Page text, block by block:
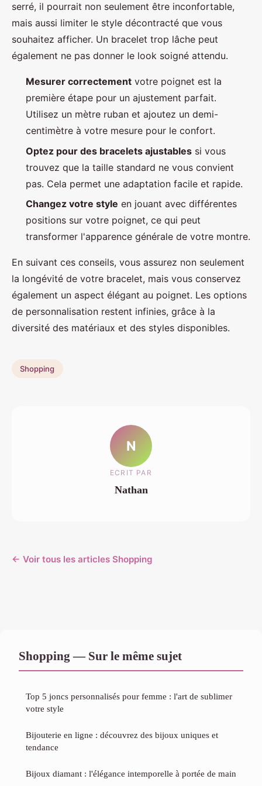
serré, il pourrait non seulement être inconfortable,
mais aussi limiter le style décontracté que vous
souhaitez afficher. Un bracelet trop lâche peut
également ne pas donner le look soigné attendu.
Mesurer correctement votre poignet est la
première étape pour un ajustement parfait.
Utilisez un mètre ruban et ajoutez un demi-
centimètre à votre mesure pour le confort.
Optez pour des bracelets ajustables si vous
trouvez que la taille standard ne vous convient
pas. Cela permet une adaptation facile et rapide.
Changez votre style en jouant avec différentes
positions sur votre poignet, ce qui peut
transformer l'apparence générale de votre montre.
En suivant ces conseils, vous assurez non seulement
la longévité de votre bracelet, mais vous conservez
également un aspect élégant au poignet. Les options
de personnalisation restent infinies, grâce à la
diversité des matériaux et des styles disponibles.
Shopping
N
ECRIT PAR
Nathan
← Voir tous les articles Shopping
Shopping — Sur le même sujet
Top 5 joncs personnalisés pour femme : l'art de sublimer
votre style
Bijouterie en ligne : découvrez des bijoux uniques et
tendance
Bijoux diamant : l'élégance intemporelle à portée de main